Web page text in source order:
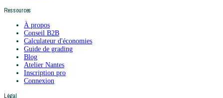
Ressources
À propos
Conseil B2B
Calculateur d'économies
Guide de grading
Blog
Atelier Nantes
Inscription pro
Connexion
Légal